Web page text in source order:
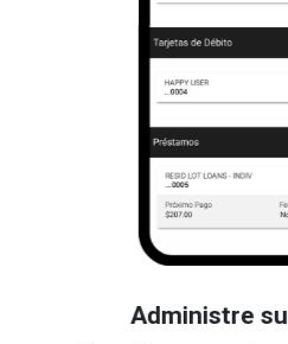
Administre